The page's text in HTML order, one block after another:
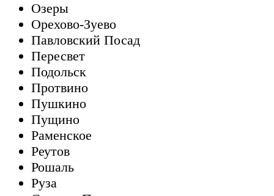
Озеры
Орехово-Зуево
Павловский Посад
Пересвет
Подольск
Протвино
Пушкино
Пущино
Раменское
Реутов
Рошаль
Руза